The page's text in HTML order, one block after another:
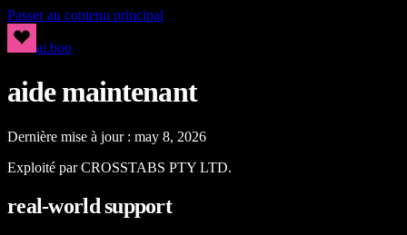
Passer au contenu principal
ai.boo
aide maintenant
Dernière mise à jour : may 8, 2026
Exploité par CROSSTABS PTY LTD.
real-world support